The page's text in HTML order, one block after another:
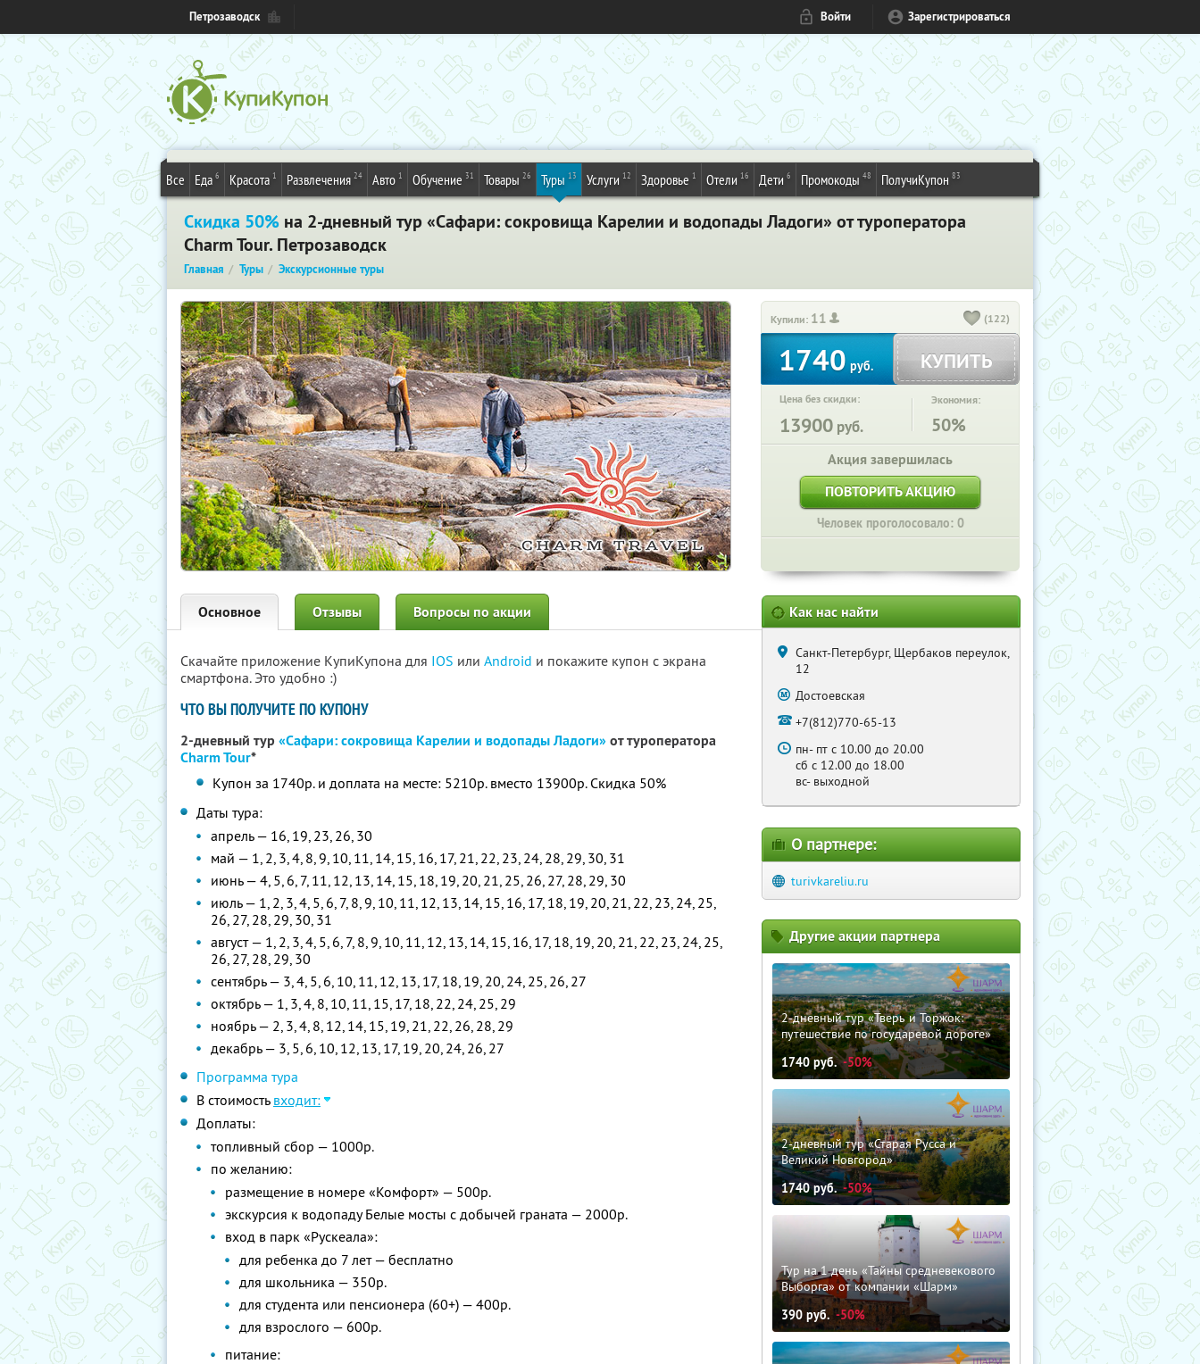
Петрозаводск Войти Зарегистрироваться
Все Еда 6 Красота 1 Развлечения 24 Авто 1 Обучение 31 Товары 26 Туры 13 Услуги 12 Здоровье 1 Отели 16 Дети 6 Промокоды 48 ПолучиКупон 83
Скидка 50% на 2-дневный тур «Сафари: сокровища Карелии и водопады Ладоги» от туроператора
Charm Tour. Петрозаводск
Главная Туры Экскурсионные туры
Купили: 11 (122)
1740руб. КУПИТЬ
Цена без скидки:
13900 руб.
Экономия:
50%
Акция завершилась
ПОВТОРИТЬ АКЦИЮ
Человек проголосовало: 0
Основное Отзывы Вопросы по акции
Скачайте приложение КупиКупона для IOS или Android и покажите купон с экрана
смартфона. Это удобно :)
ЧТО ВЫ ПОЛУЧИТЕ ПО КУПОНУ
2-дневный тур «Сафари: сокровища Карелии и водопады Ладоги»от туроператора
Charm Tour*
Купон за 1740р. и доплата на месте: 5210р. вместо 13900р. Скидка 50%
Даты тура:
апрель — 16, 19, 23, 26, 30
май — 1, 2, 3, 4, 8, 9, 10, 11, 14, 15, 16, 17, 21, 22, 23, 24, 28, 29, 30, 31
июнь — 4, 5, 6, 7, 11, 12, 13, 14, 15, 18, 19, 20, 21, 25, 26, 27, 28, 29, 30
июль — 1, 2, 3, 4, 5, 6, 7, 8, 9, 10, 11, 12, 13, 14, 15, 16, 17, 18, 19, 20, 21, 22, 23, 24, 25,
26, 27, 28, 29, 30, 31
август — 1, 2, 3, 4, 5, 6, 7, 8, 9, 10, 11, 12, 13, 14, 15, 16, 17, 18, 19, 20, 21, 22, 23, 24, 25,
26, 27, 28, 29, 30
сентябрь — 3, 4, 5, 6, 10, 11, 12, 13, 17, 18, 19, 20, 24, 25, 26, 27
октябрь — 1, 3, 4, 8, 10, 11, 15, 17, 18, 22, 24, 25, 29
ноябрь — 2, 3, 4, 8, 12, 14, 15, 19, 21, 22, 26, 28, 29
декабрь — 3, 5, 6, 10, 12, 13, 17, 19, 20, 24, 26, 27
Программа тура
В стоимость входит:
Доплаты:
топливный сбор — 1000р.
по желанию:
размещение в номере «Комфорт» — 500р.
экскурсия к водопаду Белые мосты с добычей граната — 2000р.
вход в парк «Рускеала»:
для ребенка до 7 лет — бесплатно
для школьника — 350р.
для студента или пенсионера (60+) — 400р.
для взрослого — 600р.
питание:
Как нас найти
Санкт-Петербург, Щербаков переулок,
12
Достоевская
+7(812)770-65-13
пн- пт с 10.00 до 20.00
сб с 12.00 до 18.00
вс- выходной
О партнере:
turivkareliu.ru
Другие акции партнера
2-дневный тур «Тверь и Торжок:
путешествие по государевой дороге»
1740руб. -50%
2-дневный тур «Старая Русса и
Великий Новгород»
1740руб. -50%
Тур на 1 день «Тайны средневекового
Выборга» от компании «Шарм»
390 руб. -50%